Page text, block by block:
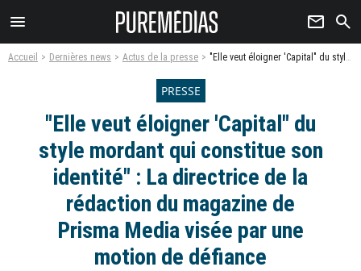
menu newsletter search
Accueil Dernières news Actus de la presse "Elle veut éloigner 'Capital" du style mordant qui constitue son identité" : La directrice de la rédaction du magazine de Prisma Media visée par une motion de défiance
PRESSE
"Elle veut éloigner 'Capital" du
style mordant qui constitue son
identité" : La directrice de la
rédaction du magazine de
Prisma Media visée par une
motion de défiance